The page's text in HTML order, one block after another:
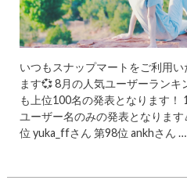
いつもスナップマートをご利用
ます💞 8月の人気ユーザーランキ
も上位100名の発表となります！
ユーザー名のみの発表となりま
位 yuka_ffさん 第98位 ankhさん …